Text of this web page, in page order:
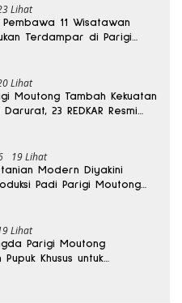
Lihat
11 Wisatawan
Terdampar di Parigi
Lihat
Moutong Tambah Kekuatan
23 REDKAR Resmi
19 Lihat
Modern Diyakini
Padi Parigi Moutong
Lihat
Parigi Moutong
Pupuk Khusus untuk